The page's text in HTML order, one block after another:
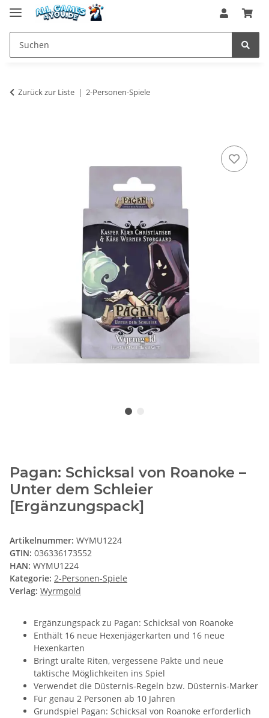
Zurück zur Liste 2-Personen-Spiele
Pagan: Schicksal von Roanoke –
Unter dem Schleier
[Ergänzungspack]
Artikelnummer: WYMU1224
GTIN: 036336173552
HAN: WYMU1224
Kategorie: 2-Personen-Spiele
Verlag: Wyrmgold
Ergänzungspack zu Pagan: Schicksal von Roanoke
Enthält 16 neue Hexenjägerkarten und 16 neue
Hexenkarten
Bringt uralte Riten, vergessene Pakte und neue
taktische Möglichkeiten ins Spiel
Verwendet die Düsternis-Regeln bzw. Düsternis-Marker
Für genau 2 Personen ab 10 Jahren
Grundspiel Pagan: Schicksal von Roanoke erforderlich